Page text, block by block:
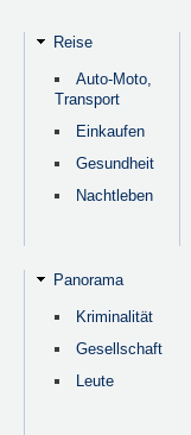
Reise
Auto-Moto,
Transport
Einkaufen
Gesundheit
Nachtleben
Panorama
Kriminalität
Gesellschaft
Leute